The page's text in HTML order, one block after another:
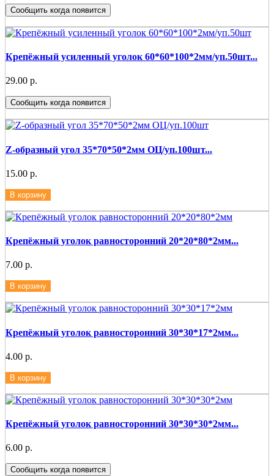
Сообщить когда появится
Крепёжный усиленный уголок 60*60*100*2мм/уп.50шт...
29.00 р.
Сообщить когда появится
Z-образный угол 35*70*50*2мм ОЦ/уп.100шт...
15.00 р.
В корзину
Крепёжный уголок равносторонний 20*20*80*2мм...
7.00 р.
В корзину
Крепёжный уголок равносторонний 30*30*17*2мм...
4.00 р.
В корзину
Крепёжный уголок равносторонний 30*30*30*2мм...
6.00 р.
Сообщить когда появится